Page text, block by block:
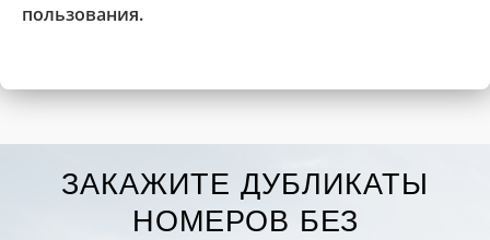
пользования.
ЗАКАЖИТЕ ДУБЛИКАТЫ
НОМЕРОВ БЕЗ